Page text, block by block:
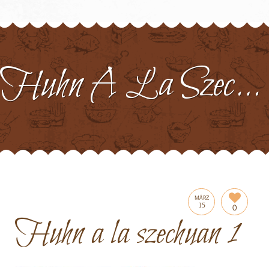
Huhn A La Szechuan 1
MÄRZ
15 0
Huhn a la szechuan 1